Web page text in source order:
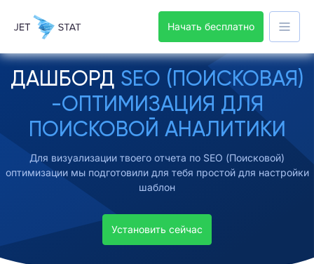
Начать бесплатно
ДАШБОРД SEO (ПОИСКОВАЯ)
-ОПТИМИЗАЦИЯ ДЛЯ
ПОИСКОВОЙ АНАЛИТИКИ
Для визуализации твоего отчета по SEO (Поисковой)
оптимизации мы подготовили для тебя простой для настройки
шаблон
Установить сейчас